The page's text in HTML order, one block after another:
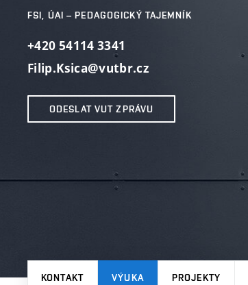
FSI, ÚAI – PEDAGOGICKÝ TAJEMNÍK
+420 54114 3341
Filip.Ksica@vutbr.cz
ODESLAT VUT ZPRÁVU
KONTAKT VÝUKA PROJEKTY